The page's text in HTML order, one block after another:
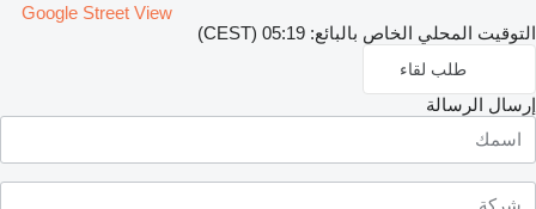
Google Street View
التوقيت المحلي الخاص بالبائع: 05:19 (CEST)
طلب لقاء
إرسال الرسالة